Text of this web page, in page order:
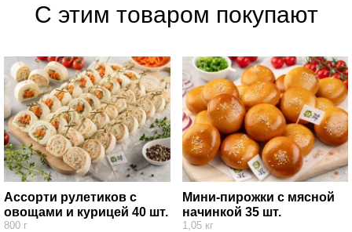
С этим товаром покупают
Ассорти рулетиков с
овощами и курицей 40 шт.
800 г
Мини-пирожки с мясной
начинкой 35 шт.
1,05 кг